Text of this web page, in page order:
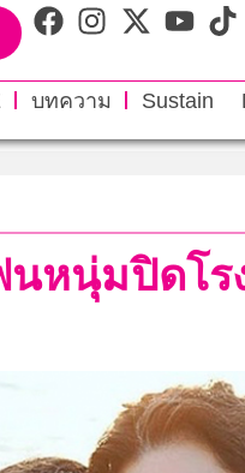
บทความ Sustain
นหนุ่มปิดโ